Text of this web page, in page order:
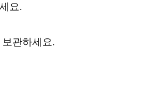
요.
관하세요.